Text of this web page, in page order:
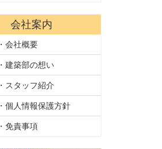
会社案内
・会社概要
・建築部の想い
・スタッフ紹介
・個人情報保護方針
・免責事項